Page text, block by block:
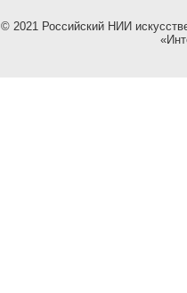
© 2021 Российский НИИ